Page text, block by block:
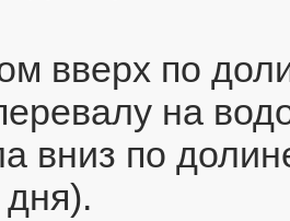
вверх по
на
вниз по